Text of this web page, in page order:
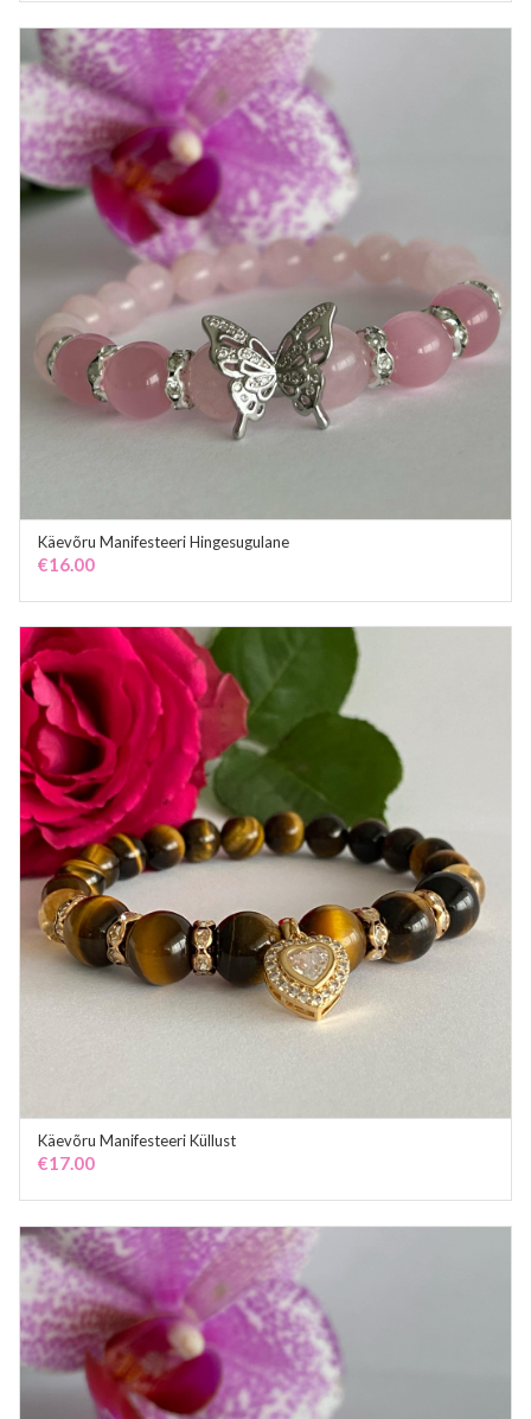
ADD TO CART
Käevõru Manifesteeri Hingesugulane
€16.00
Käevõru Manifesteeri Küllust
€17.00